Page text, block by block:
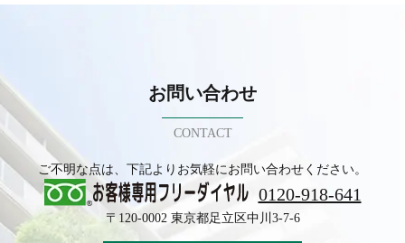
お問い合わせ
CONTACT
ご不明な点は、下記よりお気軽にお問い合わせください。
0120-918-641
〒120-0002 東京都足立区中川3-7-6